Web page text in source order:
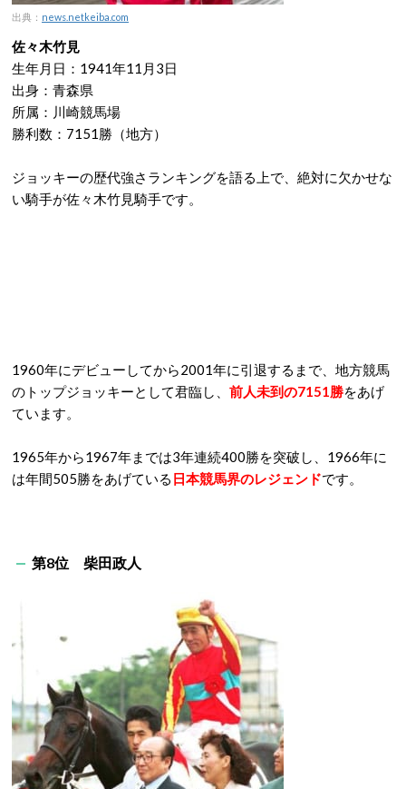
出典： news.netkeiba.com
佐々木竹見
生年月日：1941年11月3日
出身：青森県
所属：川崎競馬場
勝利数：7151勝（地方）
ジョッキーの歴代強さランキングを語る上で、絶対に欠かせな
い騎手が佐々木竹見騎手です。
1960年にデビューしてから2001年に引退するまで、地方競馬
のトップジョッキーとして君臨し、 前人未到の7151勝をあげ
ています。
1965年から1967年までは3年連続400勝を突破し、1966年に
は年間505勝をあげている 日本競馬界のレジェンドです。
第8位 柴田政人